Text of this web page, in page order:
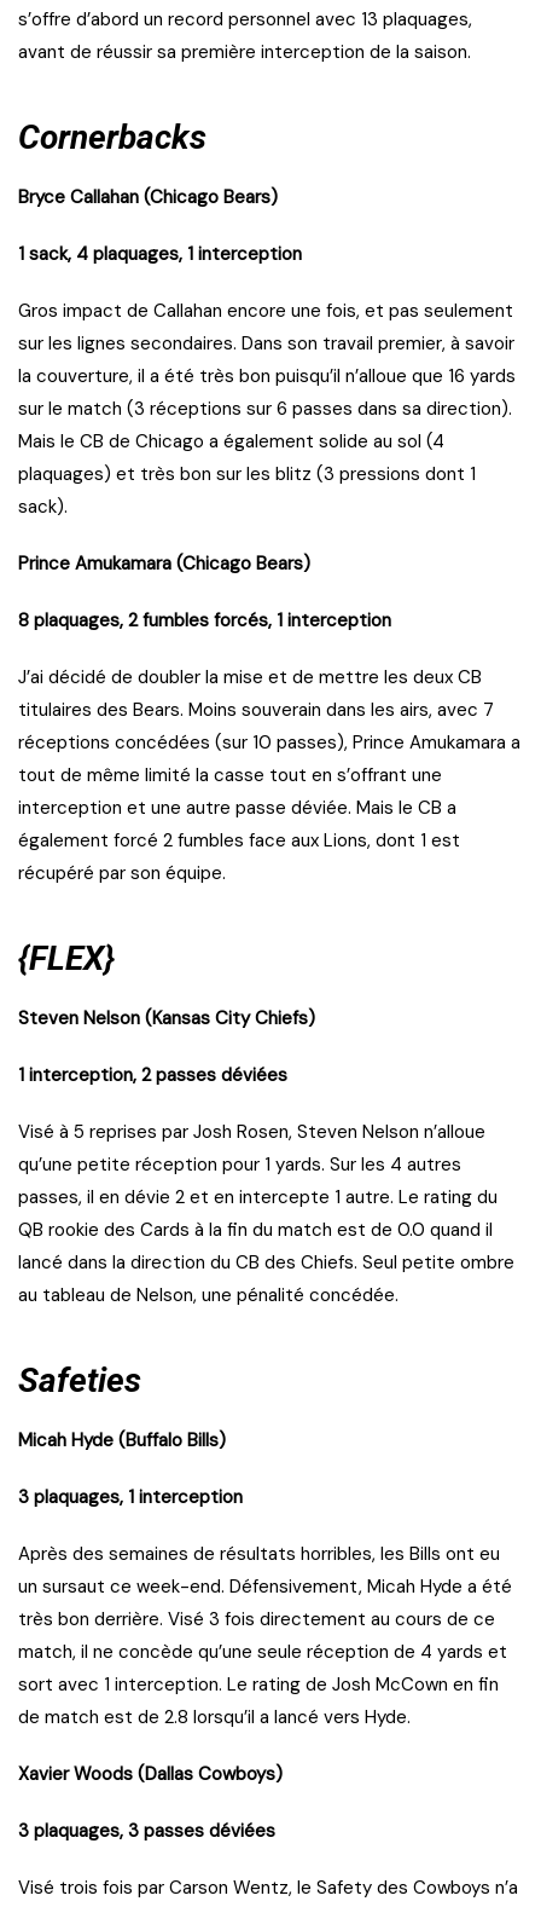
s’offre d’abord un record personnel avec 13 plaquages,
avant de réussir sa première interception de la saison.
Cornerbacks
Bryce Callahan (Chicago Bears)
1 sack, 4 plaquages, 1 interception
Gros impact de Callahan encore une fois, et pas seulement
sur les lignes secondaires. Dans son travail premier, à savoir
la couverture, il a été très bon puisqu’il n’alloue que 16 yards
sur le match (3 réceptions sur 6 passes dans sa direction).
Mais le CB de Chicago a également solide au sol (4
plaquages) et très bon sur les blitz (3 pressions dont 1
sack).
Prince Amukamara (Chicago Bears)
8 plaquages, 2 fumbles forcés, 1 interception
J’ai décidé de doubler la mise et de mettre les deux CB
titulaires des Bears. Moins souverain dans les airs, avec 7
réceptions concédées (sur 10 passes), Prince Amukamara a
tout de même limité la casse tout en s’offrant une
interception et une autre passe déviée. Mais le CB a
également forcé 2 fumbles face aux Lions, dont 1 est
récupéré par son équipe.
{FLEX}
Steven Nelson (Kansas City Chiefs)
1 interception, 2 passes déviées
Visé à 5 reprises par Josh Rosen, Steven Nelson n’alloue
qu’une petite réception pour 1 yards. Sur les 4 autres
passes, il en dévie 2 et en intercepte 1 autre. Le rating du
QB rookie des Cards à la fin du match est de 0.0 quand il
lancé dans la direction du CB des Chiefs. Seul petite ombre
au tableau de Nelson, une pénalité concédée.
Safeties
Micah Hyde (Buffalo Bills)
3 plaquages, 1 interception
Après des semaines de résultats horribles, les Bills ont eu
un sursaut ce week-end. Défensivement, Micah Hyde a été
très bon derrière. Visé 3 fois directement au cours de ce
match, il ne concède qu’une seule réception de 4 yards et
sort avec 1 interception. Le rating de Josh McCown en fin
de match est de 2.8 lorsqu’il a lancé vers Hyde.
Xavier Woods (Dallas Cowboys)
3 plaquages, 3 passes déviées
Visé trois fois par Carson Wentz, le Safety des Cowboys n’a